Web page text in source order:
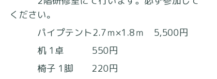
ください。
パイプテント2.7ｍ×1.8ｍ 5,500円
机 1卓 550円
椅子 1脚 220円